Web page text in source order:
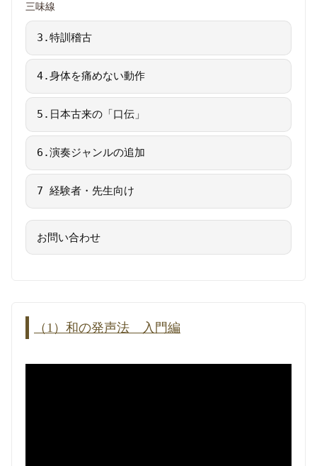
三味線
3.特訓稽古
4.身体を痛めない動作
5.日本古来の「口伝」
6.演奏ジャンルの追加
7 経験者・先生向け
お問い合わせ
（1）和の発声法 入門編